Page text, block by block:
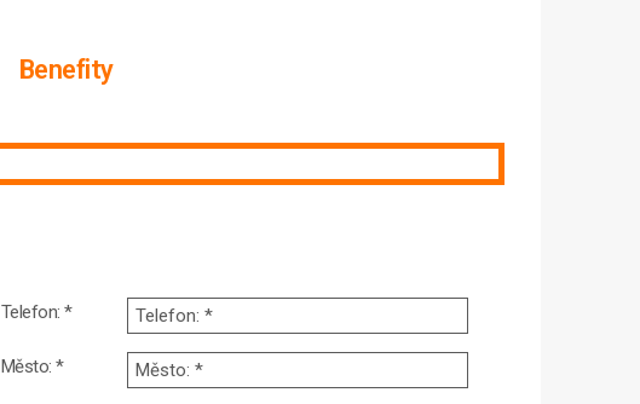
Benefity
Telefon: *
Město: *